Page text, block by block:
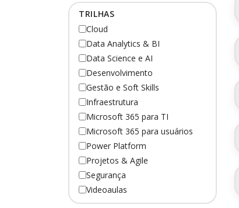
TRILHAS
Cloud
Data Analytics & BI
Data Science e AI
Desenvolvimento
Gestão e Soft Skills
Infraestrutura
Microsoft 365 para TI
Microsoft 365 para usuários
Power Platform
Projetos & Agile
Segurança
Videoaulas